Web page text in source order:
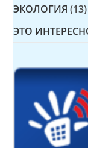
ЭКОЛОГИЯ (13)
ЭТО